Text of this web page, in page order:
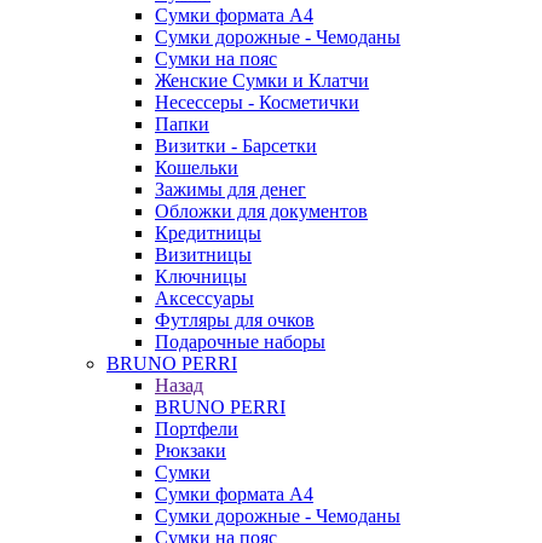
Сумки формата А4
Сумки дорожные - Чемоданы
Сумки на пояс
Женские Сумки и Клатчи
Несессеры - Косметички
Папки
Визитки - Барсетки
Кошельки
Зажимы для денег
Обложки для документов
Кредитницы
Визитницы
Ключницы
Аксессуары
Футляры для очков
Подарочные наборы
BRUNO PERRI
Назад
BRUNO PERRI
Портфели
Рюкзаки
Сумки
Сумки формата А4
Сумки дорожные - Чемоданы
Сумки на пояс